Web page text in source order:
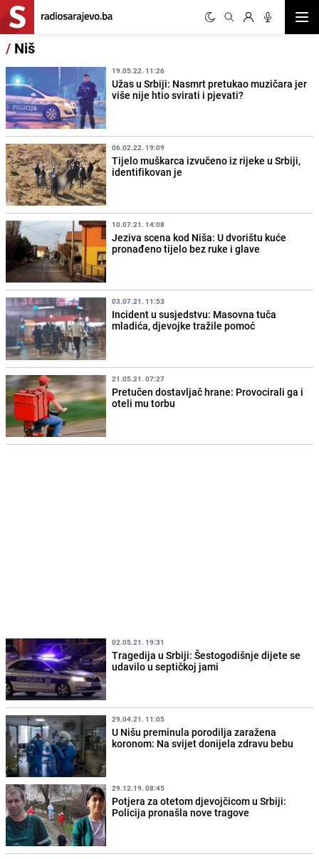
/ Niš
19.05.22. 11:26
Užas u Srbiji: Nasmrt pretukao muzičara jer
više nije htio svirati i pjevati?
06.02.22. 19:09
Tijelo muškarca izvučeno iz rijeke u Srbiji,
identifikovan je
10.07.21. 14:08
Jeziva scena kod Niša: U dvorištu kuće
pronađeno tijelo bez ruke i glave
03.07.21. 11:53
Incident u susjedstvu: Masovna tuča
mladića, djevojke tražile pomoć
21.05.21. 07:27
Pretučen dostavljač hrane: Provocirali ga i
oteli mu torbu
02.05.21. 19:31
Tragedija u Srbiji: Šestogodišnje dijete se
udavilo u septičkoj jami
29.04.21. 11:05
U Nišu preminula porodilja zaražena
koronom: Na svijet donijela zdravu bebu
29.12.19. 08:45
Potjera za otetom djevojčicom u Srbiji:
Policija pronašla nove tragove